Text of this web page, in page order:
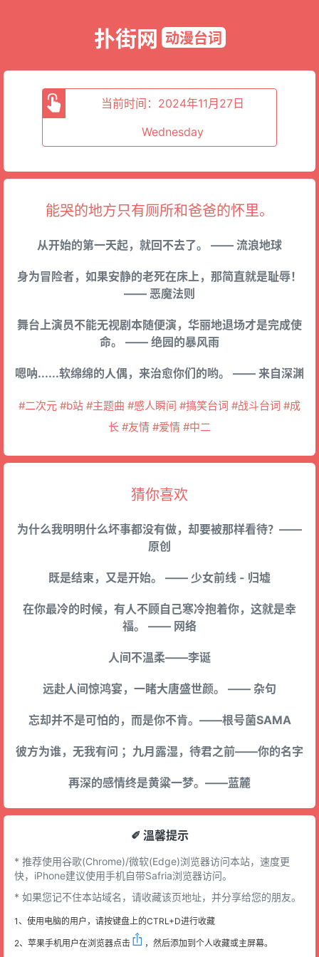
扑街网 动漫台词
当前时间：2024年11月27日
Wednesday
能哭的地方只有厕所和爸爸的怀里。
从开始的第一天起，就回不去了。 —— 流浪地球
身为冒险者，如果安静的老死在床上，那简直就是耻辱！
—— 恶魔法则
舞台上演员不能无视剧本随便演，华丽地退场才是完成使
命。 —— 绝园的暴风雨
嗯呐......软绵绵的人偶，来治愈你们的哟。 —— 来自深渊
#二次元 #b站 #主题曲 #感人瞬间 #搞笑台词 #战斗台词 #成
长 #友情 #爱情 #中二
猜你喜欢
为什么我明明什么坏事都没有做，却要被那样看待？——
原创
既是结束，又是开始。 —— 少女前线 - 归墟
在你最冷的时候，有人不顾自己寒冷抱着你，这就是幸
福。 —— 网络
人间不温柔——李诞
远赴人间惊鸿宴，一睹大唐盛世颜。 —— 杂句
忘却并不是可怕的，而是你不肯。——根号菌SAMA
彼方为谁，无我有问 ；九月露湿，待君之前——你的名字
再深的感情终是黄粱一梦。——蓝麓
✐ 溫馨提示
* 推荐使用谷歌(Chrome)/微软(Edge)浏览器访问本站，速度更
快，iPhone建议使用手机自带Safria浏览器访问。
* 如果您记不住本站域名，请收藏该页地址，并分享给您的朋友。
1、使用电脑的用户，请按键盘上的CTRL+D进行收藏
2、苹果手机用户在浏览器点击 ，然后添加到个人收藏或主屏幕。